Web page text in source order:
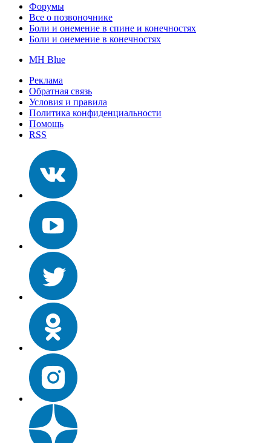
Форумы
Все о позвоночнике
Боли и онемение в спине и конечностях
Боли и онемение в конечностях
MH Blue
Реклама
Обратная связь
Условия и правила
Политика конфиденциальности
Помощь
RSS